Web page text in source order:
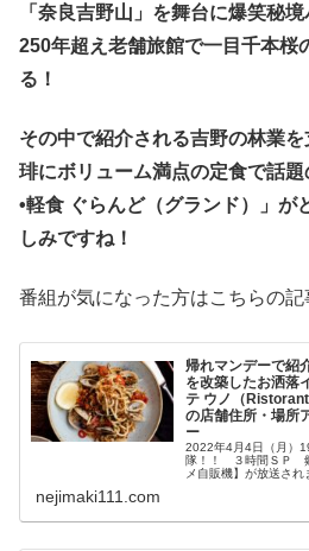
「奈良吉野山」を舞台に爆笑秘
250年超え老舗旅館で一目千本桜
る！
その中で紹介される吉野の林業
琲にボリューム満点の定食で話
•軽食 ぐらんど（グランド）」が
しみですね！
番組が気になった方はこちらの記
帰れマンデーで紹
を改築したお洒落
テ ウノ（
の店舗住所・場所
ー
2022年4月4日（月）
隊！！ ３時間ＳＰ
メ自販機】が放送さ
nejimaki111.com